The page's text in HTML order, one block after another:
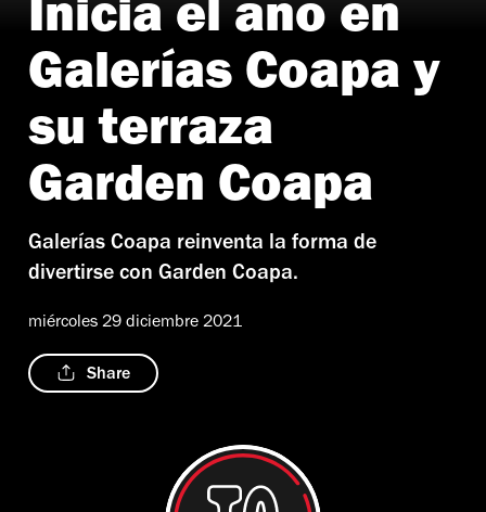
Inicia el año en
Galerías Coapa y
su terraza
Garden Coapa
Galerías Coapa reinventa la forma de
divertirse con Garden Coapa.
miércoles 29 diciembre 2021
Share